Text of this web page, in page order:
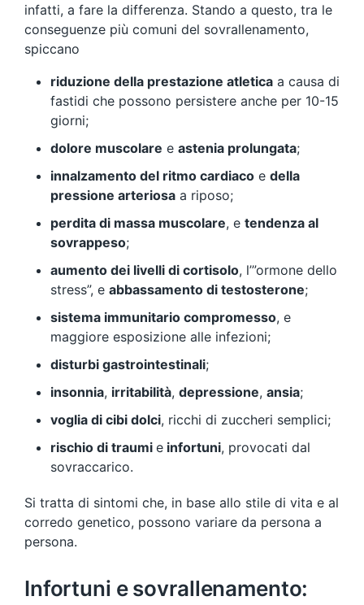
infatti, a fare la differenza. Stando a questo, tra le
conseguenze più comuni del sovrallenamento,
spiccano
riduzione della prestazione atletica a causa di
fastidi che possono persistere anche per 10-15
giorni;
dolore muscolare e astenia prolungata;
innalzamento del ritmo cardiaco e della
pressione arteriosa a riposo;
perdita di massa muscolare, e tendenza al
sovrappeso;
aumento dei livelli di cortisolo, l’”ormone dello
stress”, e abbassamento di testosterone;
sistema immunitario compromesso, e
maggiore esposizione alle infezioni;
disturbi gastrointestinali;
insonnia, irritabilità, depressione, ansia;
voglia di cibi dolci, ricchi di zuccheri semplici;
rischio di traumi e infortuni, provocati dal
sovraccarico.
Si tratta di sintomi che, in base allo stile di vita e al
corredo genetico, possono variare da persona a
persona.
Infortuni e sovrallenamento: